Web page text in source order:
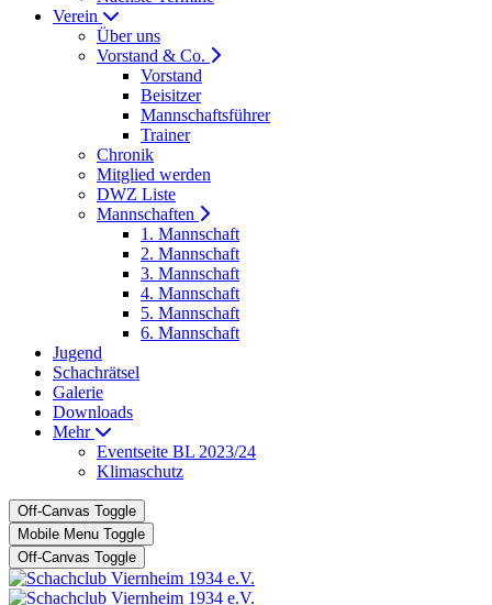
Verein
Über uns
Vorstand & Co.
Vorstand
Beisitzer
Mannschaftsführer
Trainer
Chronik
Mitglied werden
DWZ Liste
Mannschaften
1. Mannschaft
2. Mannschaft
3. Mannschaft
4. Mannschaft
5. Mannschaft
6. Mannschaft
Jugend
Schachrätsel
Galerie
Downloads
Mehr
Eventseite BL 2023/24
Klimaschutz
Off-Canvas Toggle
Mobile Menu Toggle
Off-Canvas Toggle